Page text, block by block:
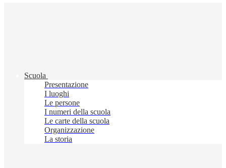
Scuola
Presentazione
I luoghi
Le persone
I numeri della scuola
Le carte della scuola
Organizzazione
La storia